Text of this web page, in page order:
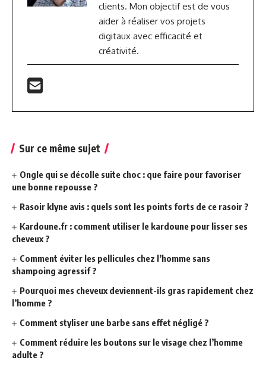
clients. Mon objectif est de vous
aider à réaliser vos projets
digitaux avec efficacité et
créativité.
Sur ce même sujet
Ongle qui se décolle suite choc : que faire pour favoriser
une bonne repousse ?
Rasoir klyne avis : quels sont les points forts de ce rasoir ?
Kardoune.fr : comment utiliser le kardoune pour lisser ses
cheveux ?
Comment éviter les pellicules chez l’homme sans
shampoing agressif ?
Pourquoi mes cheveux deviennent-ils gras rapidement chez
l’homme ?
Comment styliser une barbe sans effet négligé ?
Comment réduire les boutons sur le visage chez l’homme
adulte ?